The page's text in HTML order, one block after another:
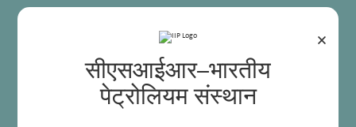
×
सीएसआईआर–भारतीय
पेट्रोलियम संस्थान